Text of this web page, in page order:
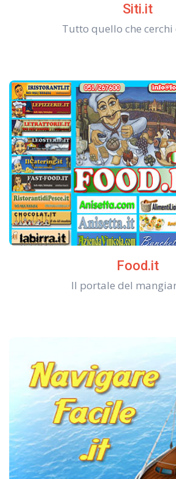
Siti.it
Tutto quello che cerchi
Food.it
Il portale del